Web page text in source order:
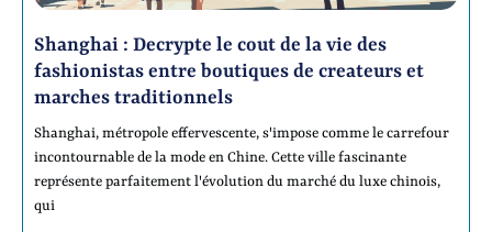
Shanghai : Decrypte le cout de la vie des
fashionistas entre boutiques de createurs et
marches traditionnels
Shanghai, métropole effervescente, s'impose comme le carrefour
incontournable de la mode en Chine. Cette ville fascinante
représente parfaitement l'évolution du marché du luxe chinois,
qui